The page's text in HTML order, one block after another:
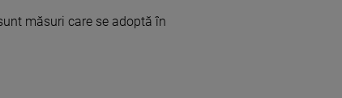
măsuri care se adoptă în